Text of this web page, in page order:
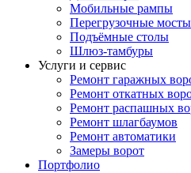
Мобильные рампы
Перегрузочные мосты
Подъёмные столы
Шлюз-тамбуры
Услуги и сервис
Ремонт гаражных
Ремонт откатных
Ремонт распашных
Ремонт шлагбаумов
Ремонт автоматики
Замеры ворот
Портфолио